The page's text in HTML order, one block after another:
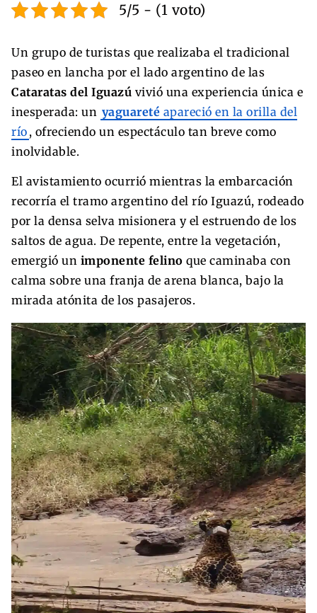
5/5 - (1 voto)
Un grupo de turistas que realizaba el tradicional
paseo en lancha por el lado argentino de las
Cataratas del Iguazú vivió una experiencia única e
inesperada: un yaguareté apareció en la orilla del
río , ofreciendo un espectáculo tan breve como
inolvidable.
El avistamiento ocurrió mientras la embarcación
recorría el tramo argentino del río Iguazú, rodeado
por la densa selva misionera y el estruendo de los
saltos de agua. De repente, entre la vegetación,
emergió un imponente felino que caminaba con
calma sobre una franja de arena blanca, bajo la
mirada atónita de los pasajeros.